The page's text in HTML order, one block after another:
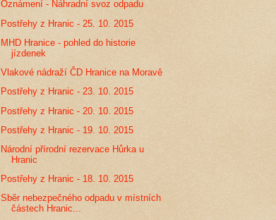
Oznámení - Náhradní svoz odpadu
Postřehy z Hranic - 25. 10. 2015
MHD Hranice - pohled do historie
jízdenek
Vlakové nádraží ČD Hranice na Moravě
Postřehy z Hranic - 23. 10. 2015
Postřehy z Hranic - 20. 10. 2015
Postřehy z Hranic - 19. 10. 2015
Národní přírodní rezervace Hůrka u
Hranic
Postřehy z Hranic - 18. 10. 2015
Sběr nebezpečného odpadu v místních
částech Hranic...